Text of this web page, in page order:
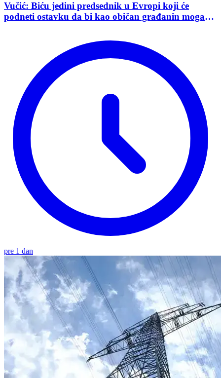
Vučić: Biću jedini predsednik u Evropi koji će
podneti ostavku da bi kao običan građanin mogao
pre 1 dan